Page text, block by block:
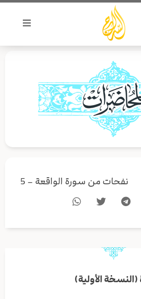
نفحات من سورة الواقعة – 5
الأولية)